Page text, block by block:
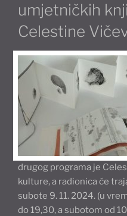
umjetničkih
Celestine
drugog programa je
kulture, a radionica će
subote 9. 11. 2024. (u
do 19,30, a subotom od